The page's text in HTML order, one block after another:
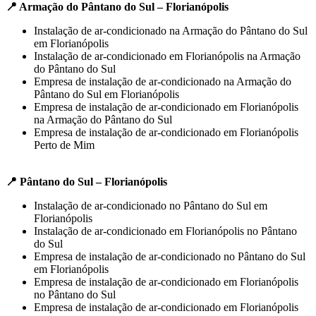
📍 Armação do Pântano do Sul – Florianópolis
Instalação de ar-condicionado na Armação do Pântano do Sul
em Florianópolis
Instalação de ar-condicionado em Florianópolis na Armação
do Pântano do Sul
Empresa de instalação de ar-condicionado na Armação do
Pântano do Sul em Florianópolis
Empresa de instalação de ar-condicionado em Florianópolis
na Armação do Pântano do Sul
Empresa de instalação de ar-condicionado em Florianópolis
Perto de Mim
📍 Pântano do Sul – Florianópolis
Instalação de ar-condicionado no Pântano do Sul em
Florianópolis
Instalação de ar-condicionado em Florianópolis no Pântano
do Sul
Empresa de instalação de ar-condicionado no Pântano do Sul
em Florianópolis
Empresa de instalação de ar-condicionado em Florianópolis
no Pântano do Sul
Empresa de instalação de ar-condicionado em Florianópolis